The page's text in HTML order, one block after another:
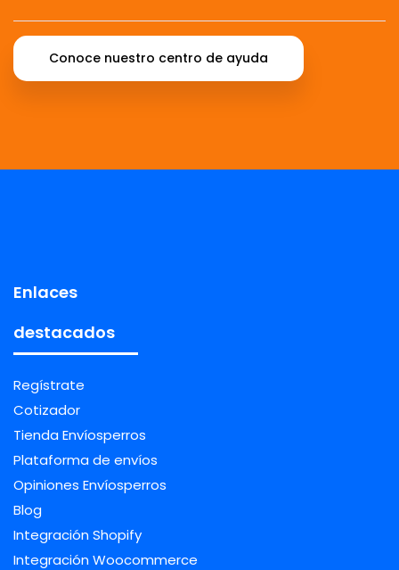
Conoce nuestro centro de ayuda
Enlaces
destacados
Regístrate
Cotizador
Tienda Envíosperros
Plataforma de envíos
Opiniones Envíosperros
Blog
Integración Shopify
Integración Woocommerce